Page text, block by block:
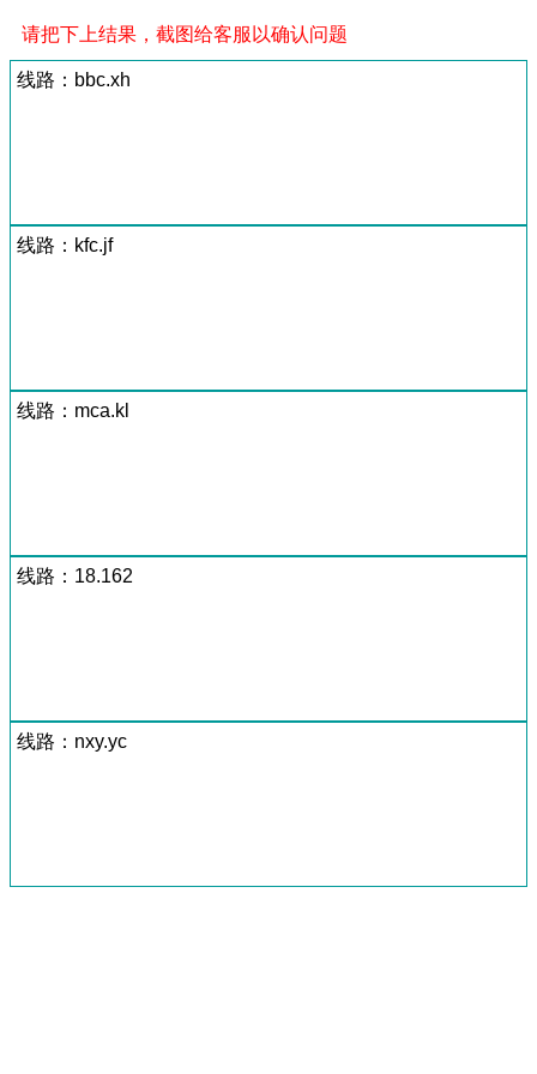
请把下上结果，截图给客服以确认问题
线路：bbc.xh
线路：kfc.jf
线路：mca.kl
线路：18.162
线路：nxy.yc